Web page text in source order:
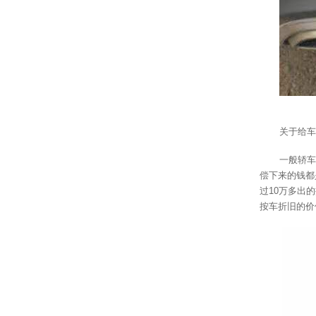
关于给
一般轿
偿下来的钱
过10万多出
按车折旧的